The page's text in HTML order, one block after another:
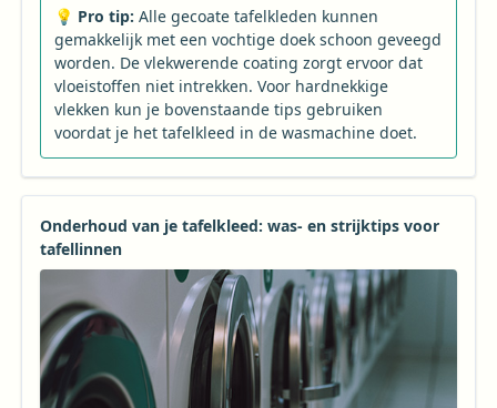
💡 Pro tip: Alle gecoate tafelkleden kunnen
gemakkelijk met een vochtige doek schoon geveegd
worden. De vlekwerende coating zorgt ervoor dat
vloeistoffen niet intrekken. Voor hardnekkige
vlekken kun je bovenstaande tips gebruiken
voordat je het tafelkleed in de wasmachine doet.
Onderhoud van je tafelkleed: was- en strijktips voor
tafellinnen